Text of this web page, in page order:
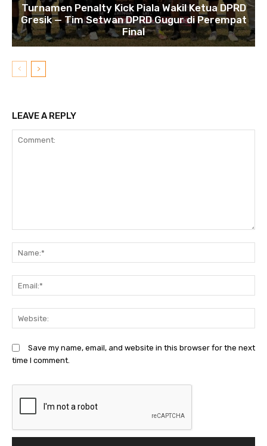
Turnamen Penalty Kick Piala Wakil Ketua DPRD
Gresik — Tim Setwan DPRD Gugur di Perempat
Final
LEAVE A REPLY
Save my name, email, and website in this browser for the next
time I comment.